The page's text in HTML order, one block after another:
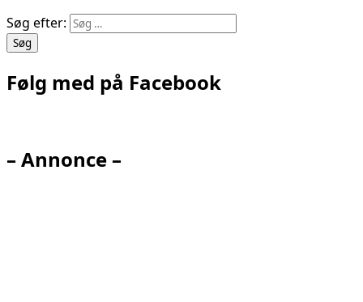
Søg efter:
Følg med på Facebook
– Annonce –